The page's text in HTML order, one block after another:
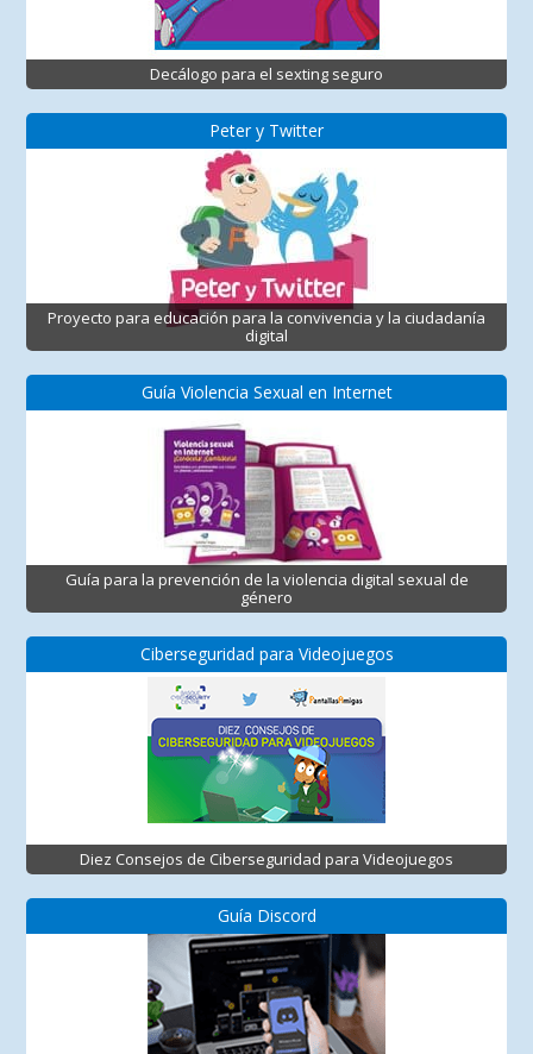
Decálogo para el sexting seguro
Peter y Twitter
Proyecto para educación para la convivencia y la ciudadanía
digital
Guía Violencia Sexual en Internet
Guía para la prevención de la violencia digital sexual de
género
Ciberseguridad para Videojuegos
Diez Consejos de Ciberseguridad para Videojuegos
Guía Discord